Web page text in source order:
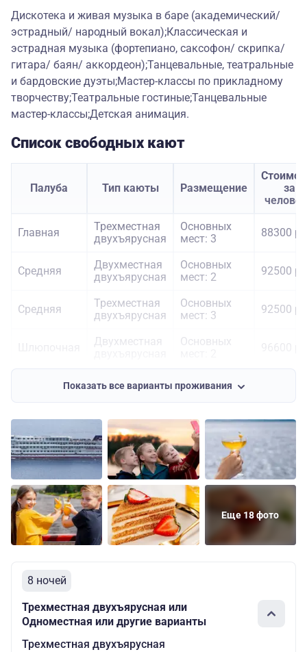
Дискотека и живая музыка в баре (академический/
эстрадный/ народный вокал);Классическая и
эстрадная музыка (фортепиано, саксофон/ скрипка/
гитара/ баян/ аккордеон);Танцевальные, театральные
и бардовские дуэты;Мастер-классы по прикладному
творчеству;Театральные гостиные;Танцевальные
мастер-классы;Детская анимация.
Список свободных кают
Палуба Тип каюты Размещение
за
Главная
Трехместная
двухъярусная
Основных
мест: 3
88300
Средняя
Двухместная
двухъярусная
Основных
мест: 2
92500
Средняя
Трехместная
двухъярусная
Основных
мест: 3
92500
Двухместная
Основных
Шлюпочная
одноярусная
мест: 2
Показать все варианты проживания
Еще 18 фото
8 ночей
Трехместная двухъярусная или
Одноместная или другие варианты
Трехместная двухъярусная